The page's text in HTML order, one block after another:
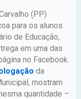
(PP)
para os alunos
de Educação,
em uma das
no Facebook.
da
mostram
quantidade –